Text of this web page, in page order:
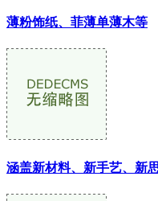
薄粉饰纸、菲薄单薄木等
涵盖新材料、新手艺、新